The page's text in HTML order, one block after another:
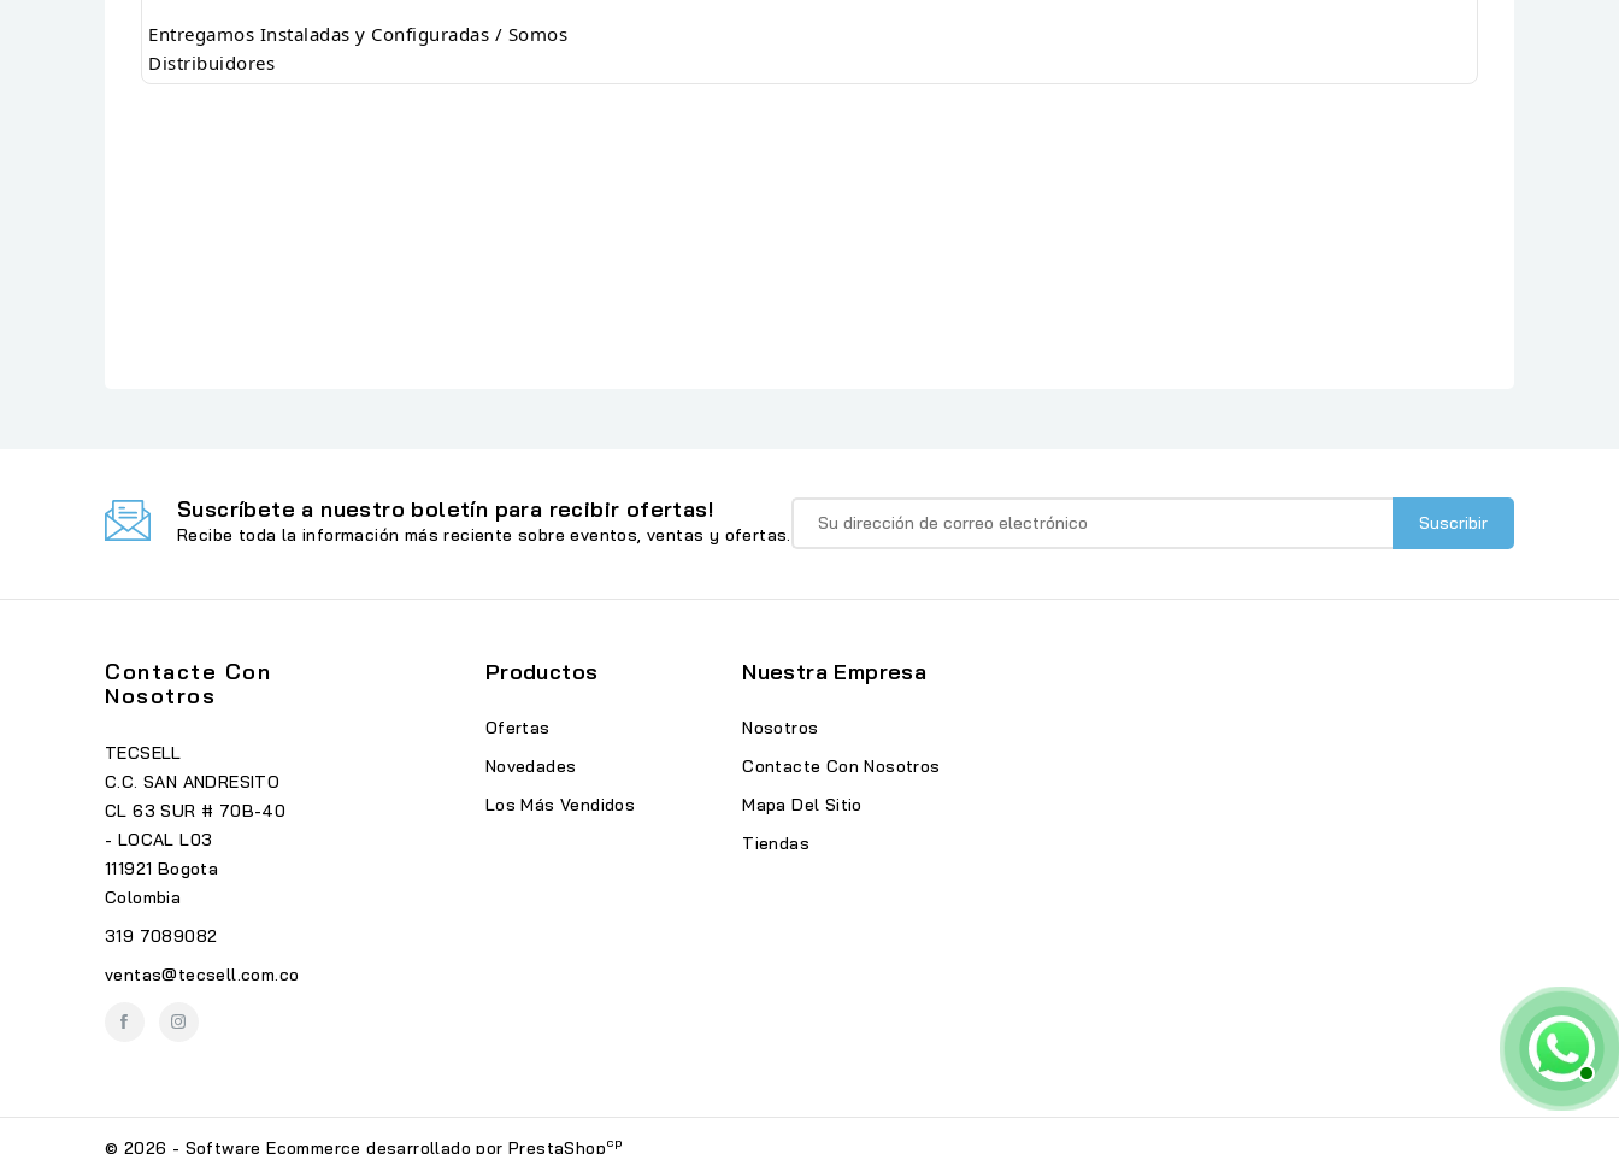
Entregamos Instaladas y Configuradas / Somos
Distribuidores
Suscríbete a nuestro boletín para recibir ofertas!
Recibe toda la información más reciente sobre eventos, ventas y ofertas.
Contacte Con
Nosotros
TECSELL
C.C. SAN ANDRESITO
CL 63 SUR # 70B-40
- LOCAL L03
111921 Bogota
Colombia
319 7089082
ventas@tecsell.com.co
Productos
Ofertas
Novedades
Los Más Vendidos
Nuestra Empresa
Nosotros
Contacte Con Nosotros
Mapa Del Sitio
Tiendas
© 2026 - Software Ecommerce desarrollado por PrestaShopcp